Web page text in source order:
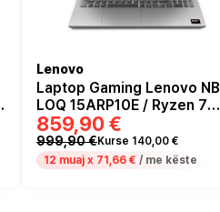
Lenovo
Laptop Gaming Lenovo NB
LOQ 15ARP10E / Ryzen 7
7735HS / 16GB / 512GB /
15.6" Full HD IPS AG 144Hz /
RTX 4050 6GB - Luna Grey
859,90 €
999,90 €Kurse 140,00 €
12 muaj x 71,66 € / me këste